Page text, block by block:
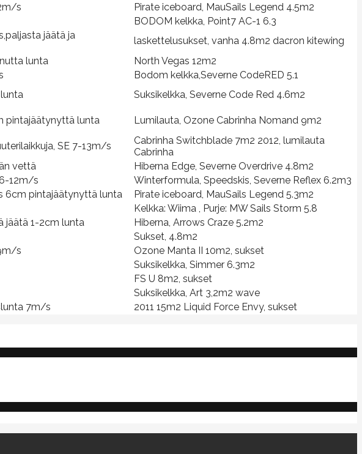
s
Pirate iceboard, MauSails Legend 4.5m2
BODOM kelkka, Point7 AC-1 6.3
jäätä ja
laskettelusukset, vanha 4.8m2 dacron kitewing
lunta
North Vegas 12m2
Bodom kelkka,Severne CodeRED 5.1
Suksikelkka, Severne Code Red 4.6m2
pintajäätynyttä lunta Lumilauta, Ozone Cabrinha Nomand 9m2
SE 7-13m/s
Cabrinha Switchblade 7m2 2012, lumilauta
Cabrinha
vettä
Hiberna Edge, Severne Overdrive 4.8m2
12m/s
Winterformula, Speedskis, Severne Reflex 6.2m3
6cm pintajäätynyttä lunta
Pirate iceboard, MauSails Legend 5.3m2
Kelkka: Wiima , Purje: MW Sails Storm 5.8
jäätä 1-2cm lunta
Hiberna, Arrows Craze 5.2m2
Sukset, 4.8m2
s
Ozone Manta II 10m2, sukset
Suksikelkka, Simmer 6.3m2
FS U 8m2, sukset
Suksikelkka, Art 3,2m2 wave
7m/s
2011 15m2 Liquid Force Envy, sukset